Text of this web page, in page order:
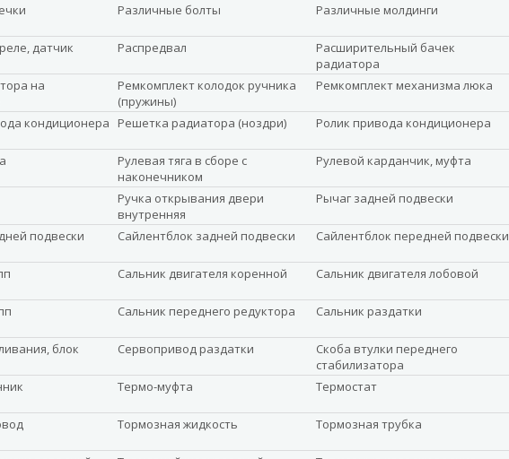
Различные болты Различные молдинги
датчик
Распредвал
Расширительный бачек
радиатора
на
Ремкомплект колодок ручника
(пружины)
Ремкомплект механизма люка
кондиционера Решетка радиатора (ноздри) Ролик привода кондиционера
Рулевая тяга в сборе с
наконечником
Рулевой карданчик, муфта
Ручка открывания двери
внутренняя
Рычаг задней подвески
подвески
Сайлентблок задней подвески Сайлентблок передней подвески
Сальник двигателя коренной Сальник двигателя лобовой
Сальник переднего редуктора Сальник раздатки
блок
Сервопривод раздатки
Скоба втулки переднего
стабилизатора
Термо-муфта Термостат
Тормозная жидкость Тормозная трубка